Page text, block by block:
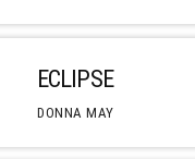
ECLIPSE
DONNA MAY